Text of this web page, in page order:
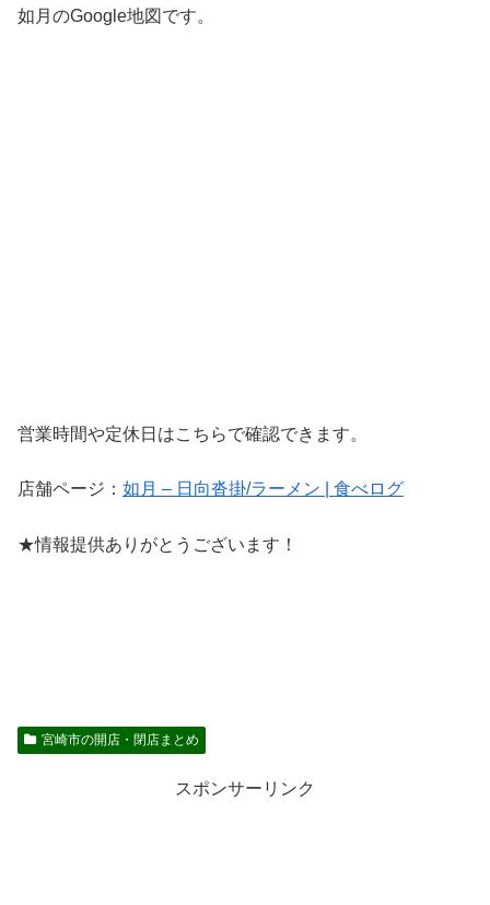
如月のGoogle地図です。
営業時間や定休日はこちらで確認できます。
店舗ページ： 如月 – 日向沓掛/ラーメン | 食べログ
★情報提供ありがとうございます！
宮崎市の開店・閉店まとめ
スポンサーリンク